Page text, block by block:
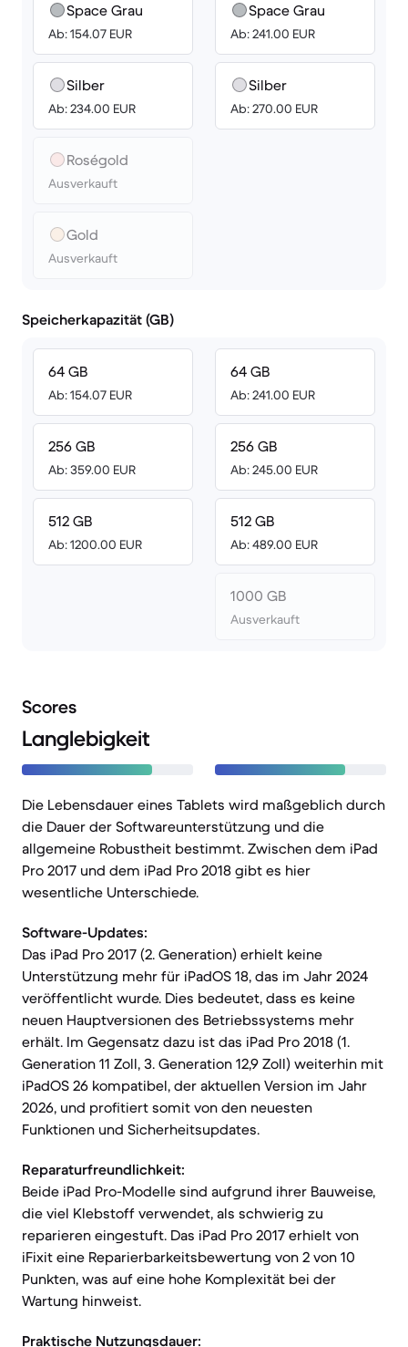
Space Grau
Ab: 154.07 EUR
Silber
Ab: 234.00 EUR
Roségold
Ausverkauft
Gold
Ausverkauft
Space Grau
Ab: 241.00 EUR
Silber
Ab: 270.00 EUR
Speicherkapazität (GB)
64 GB
Ab: 154.07 EUR
256 GB
Ab: 359.00 EUR
512 GB
Ab: 1200.00 EUR
64 GB
Ab: 241.00 EUR
256 GB
Ab: 245.00 EUR
512 GB
Ab: 489.00 EUR
1000 GB
Ausverkauft
Scores
Langlebigkeit
Die Lebensdauer eines Tablets wird maßgeblich durch
die Dauer der Softwareunterstützung und die
allgemeine Robustheit bestimmt. Zwischen dem iPad
Pro 2017 und dem iPad Pro 2018 gibt es hier
wesentliche Unterschiede.
Software-Updates:
Das iPad Pro 2017 (2. Generation) erhielt keine
Unterstützung mehr für iPadOS 18, das im Jahr 2024
veröffentlicht wurde. Dies bedeutet, dass es keine
neuen Hauptversionen des Betriebssystems mehr
erhält. Im Gegensatz dazu ist das iPad Pro 2018 (1.
Generation 11 Zoll, 3. Generation 12,9 Zoll) weiterhin mit
iPadOS 26 kompatibel, der aktuellen Version im Jahr
2026, und profitiert somit von den neuesten
Funktionen und Sicherheitsupdates.
Reparaturfreundlichkeit:
Beide iPad Pro-Modelle sind aufgrund ihrer Bauweise,
die viel Klebstoff verwendet, als schwierig zu
reparieren eingestuft. Das iPad Pro 2017 erhielt von
iFixit eine Reparierbarkeitsbewertung von 2 von 10
Punkten, was auf eine hohe Komplexität bei der
Wartung hinweist.
Praktische Nutzungsdauer: